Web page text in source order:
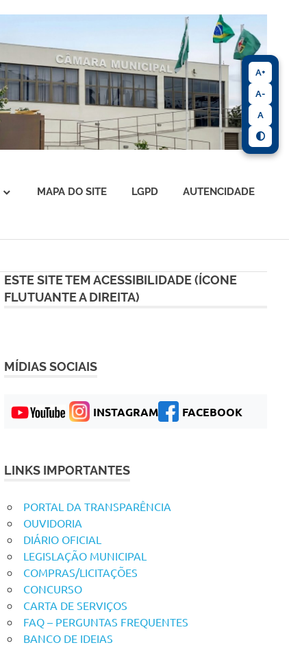
MAPA DO SITE LGPD AUTENCIDADE
ESTE SITE TEM ACESSIBILIDADE (ÍCONE
FLUTUANTE A DIREITA)
MÍDIAS SOCIAIS
INSTAGRAM FACEBOOK
LINKS IMPORTANTES
PORTAL DA TRANSPARÊNCIA
OUVIDORIA
DIÁRIO OFICIAL
LEGISLAÇÃO MUNICIPAL
COMPRAS/LICITAÇÕES
CONCURSO
CARTA DE SERVIÇOS
FAQ – PERGUNTAS FREQUENTES
BANCO DE IDEIAS
A+
A-
A